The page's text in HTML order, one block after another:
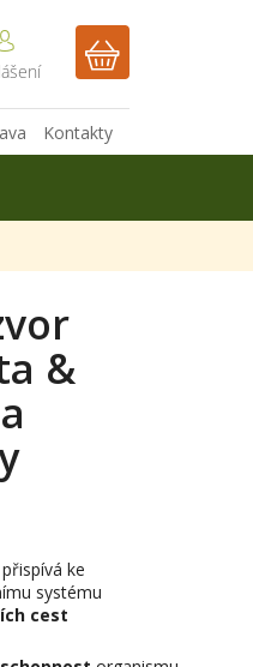
NÁKUPNÍ
Kontakty
přispívá ke
systému
cest
&